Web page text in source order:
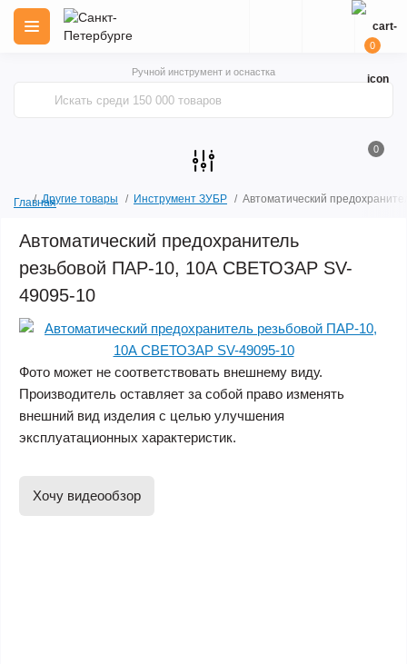
Ручной инструмент и оснастка
0
0
ГлавнаяДругие товары Инструмент ЗУБР Автоматический
Автоматический предохранитель
резьбовой ПАР-10, 10А СВЕТОЗАР SV-
49095-10
Фото может не соответствовать внешнему виду.
Производитель оставляет за собой право изменять
внешний вид изделия с целью улучшения
эксплуатационных характеристик.
Хочу видеообзор